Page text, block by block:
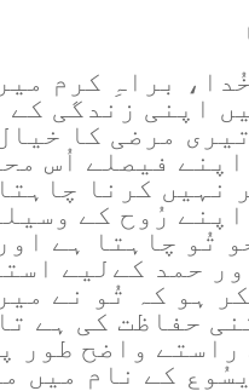
براہِ کرم
اپنی زندگی کے
مرضی کا
اپنے فیصلے اُس
نہیں کرنا
اپنے رُوح کے
تُو چاہتا ہے
حمد کےلیے
ہو کہ تُو نے
حفاظت کی ہے
راستے واضح طور
یسُوع کے نام میں